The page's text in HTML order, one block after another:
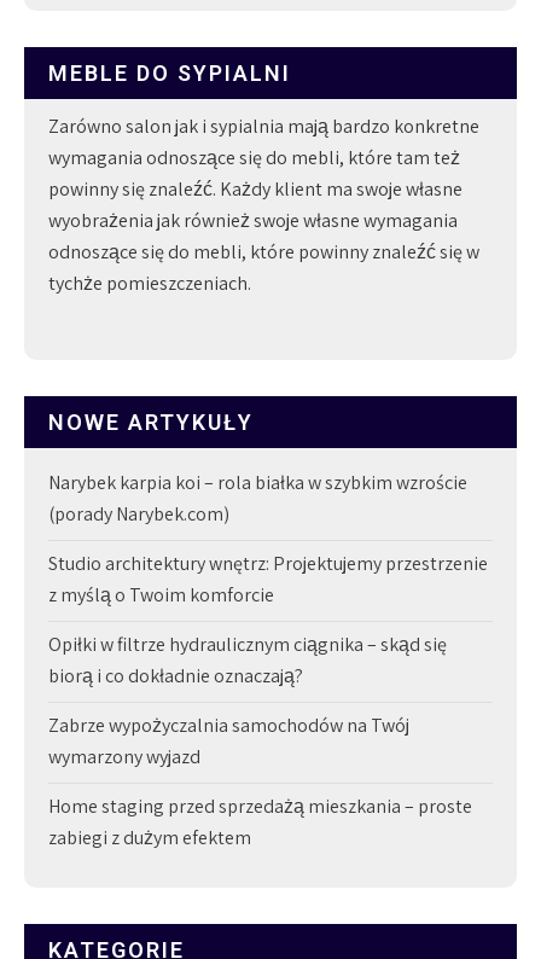
MEBLE DO SYPIALNI
Zarówno salon jak i sypialnia mają bardzo konkretne
wymagania odnoszące się do mebli, które tam też
powinny się znaleźć. Każdy klient ma swoje własne
wyobrażenia jak również swoje własne wymagania
odnoszące się do mebli, które powinny znaleźć się w
tychże pomieszczeniach.
NOWE ARTYKUŁY
Narybek karpia koi – rola białka w szybkim wzroście
(porady Narybek.com)
Studio architektury wnętrz: Projektujemy przestrzenie
z myślą o Twoim komforcie
Opiłki w filtrze hydraulicznym ciągnika – skąd się
biorą i co dokładnie oznaczają?
Zabrze wypożyczalnia samochodów na Twój
wymarzony wyjazd
Home staging przed sprzedażą mieszkania – proste
zabiegi z dużym efektem
KATEGORIE